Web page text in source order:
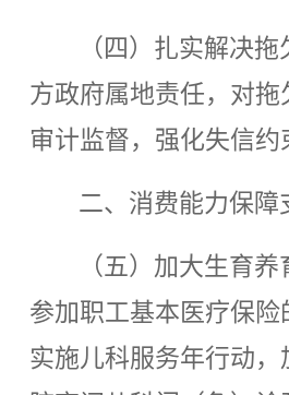
（四）扎实解决
方政府属地责任，对
审计监督，强化失信
二、消费能力保障
（五）加大生育
参加职工基本医疗保
实施儿科服务年行动